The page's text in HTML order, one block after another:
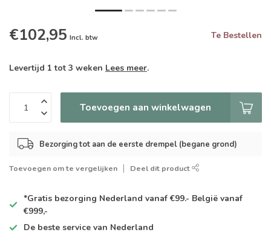
€102,95 Incl. btw Te Bestellen
Levertijd 1 tot 3 weken Lees meer.
Toevoegen aan winkelwagen
Bezorging tot aan de eerste drempel (begane grond)
Toevoegen om te vergelijken Deel dit product
*Gratis bezorging Nederland vanaf €99.- België vanaf
€999,-
De beste service van Nederland